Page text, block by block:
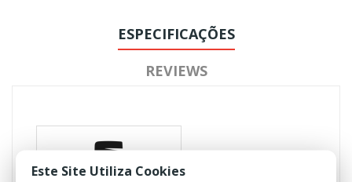
ESPECIFICAÇÕES
REVIEWS
Este Site Utiliza Cookies